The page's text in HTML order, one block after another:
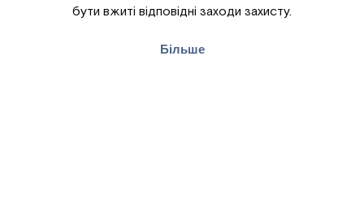
бути вжиті відповідні заходи захисту.
Більше